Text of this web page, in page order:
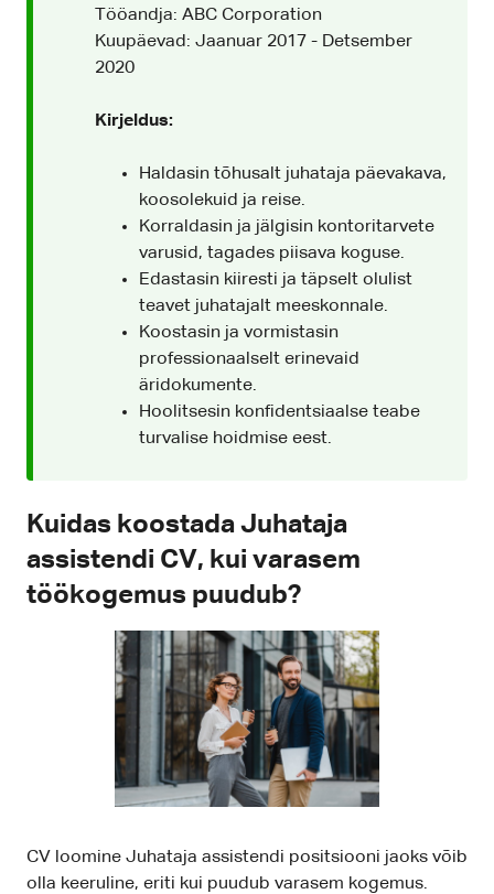
Tööandja: ABC Corporation
Kuupäevad: Jaanuar 2017 - Detsember
2020
Kirjeldus:
Haldasin tõhusalt juhataja päevakava,
koosolekuid ja reise.
Korraldasin ja jälgisin kontoritarvete
varusid, tagades piisava koguse.
Edastasin kiiresti ja täpselt olulist
teavet juhatajalt meeskonnale.
Koostasin ja vormistasin
professionaalselt erinevaid
äridokumente.
Hoolitsesin konfidentsiaalse teabe
turvalise hoidmise eest.
Kuidas koostada Juhataja
assistendi CV, kui varasem
töökogemus puudub?
CV loomine Juhataja assistendi positsiooni jaoks võib
olla keeruline, eriti kui puudub varasem kogemus.